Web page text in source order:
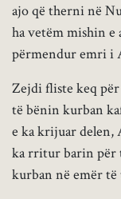
ajo që therni në
ha vetëm mishin e
përmendur emri i
Zejdi fliste keq për
të bënin kurban
e ka krijuar delen,
ka rritur barin për
kurban në emër